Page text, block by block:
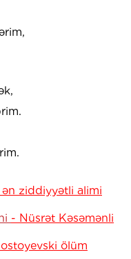
ən ziddiyyətli alimi
- Nüsrət Kəsəmənli
ölüm